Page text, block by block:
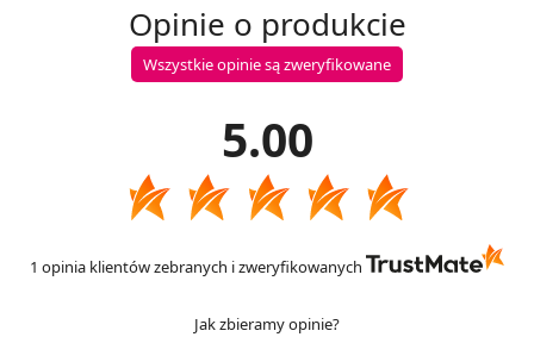
Opinie o produkcie
Wszystkie opinie są zweryfikowane
5.00
1 opinia klientów zebranych i zweryfikowanych
Jak zbieramy opinie?